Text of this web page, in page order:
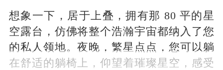
想象一下，居于上叠，拥有那 80 平的星
空露台，仿佛将整个浩瀚宇宙都纳入了您
的私人领地。夜晚，繁星点点，您可以躺
在舒适的躺椅上，仰望着璀璨星空，感受